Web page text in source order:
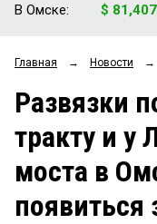
ОБЩЕСТВО
ЗАКОН
НОВОСТИ КОМПАНИЙ
В Омске: $
Главная → Новости →
Развязки
тракту и у
моста в
появиться